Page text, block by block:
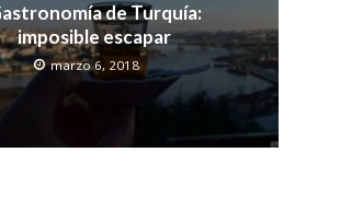
de Turquía:
imposible escapar
marzo 6, 2018